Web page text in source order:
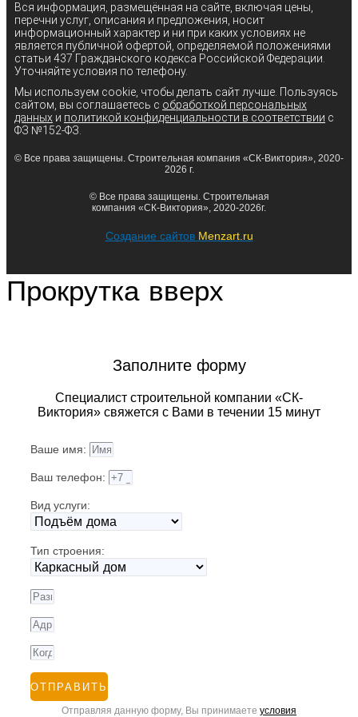
Вся информация, размещённая на сайте, включая цены,
перечни услуг, описания и предложения, носит
информационный характер и ни при каких условиях не
является публичной офертой, определяемой положениями
статьи 437 Гражданского кодекса Российской Федерации.
Уточняйте условия по телефону.
Мы используем cookie, чтобы делать сайт лучше. Пользуясь
сайтом, вы соглашаетесь с обработкой персональных
данных и политикой конфиденциальности в соответствии с
ФЗ №152-ФЗ.
© Все права защищены. Строительная компания «СК-Виктория», 2020-
2026 г.
© Все права защищены. Строительная
компания «СК-Виктория», 2020-2026г.
Создание сайтов Menzart.ru
Прокрутка вверх
Заполните форму
Специалист строительной компании «СК-
Виктория» свяжется с Вами в течении 15 минут
Ваше имя:
Ваш телефон:
Вид услуги:
Тип строения:
ОТПРАВИТЬ
Отправляя данную форму, Вы принимаете условия